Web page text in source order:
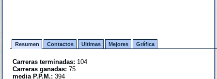
Resumen Contactos Ultimas Mejores Gráfica
Carreras terminadas: 104
Carreras ganadas: 75
media P.P.M.: 394